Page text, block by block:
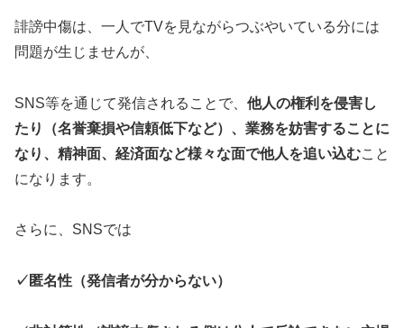
誹謗中傷は、一人でTVを見ながらつぶやいている分には
問題が生じませんが、
SNS等を通じて発信されることで、 他人の権利を侵害し
たり（名誉棄損や信頼低下など）、業務を妨害することに
なり、精神面、経済面など様々な面で他人を追い込むこと
になります。
さらに、SNSでは
✓匿名性（発信者が分からない）